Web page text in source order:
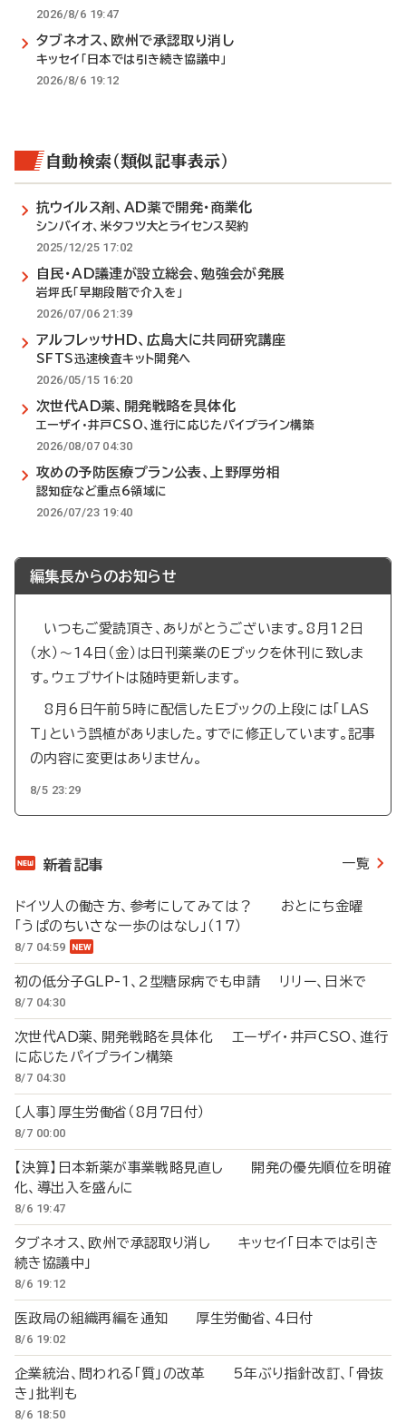
2026/8/6 19:47
タブネオス、欧州で承認取り消し
キッセイ「日本では引き続き協議中」
2026/8/6 19:12
自動検索（類似記事表示）
抗ウイルス剤、AD薬で開発・商業化
シンバイオ、米タフツ大とライセンス契約
2025/12/25 17:02
自民・AD議連が設立総会、勉強会が発展
岩坪氏「早期段階で介入を」
2026/07/06 21:39
アルフレッサHD、広島大に共同研究講座
SFTS迅速検査キット開発へ
2026/05/15 16:20
次世代AD薬、開発戦略を具体化
エーザイ・井戸CSO、進行に応じたパイプライン構築
2026/08/07 04:30
攻めの予防医療プラン公表、上野厚労相
認知症など重点6領域に
2026/07/23 19:40
編集長からのお知らせ
いつもご愛読頂き、ありがとうございます。8月12日
（水）～14日（金）は日刊薬業のEブックを休刊に致しま
す。ウェブサイトは随時更新します。
8月6日午前5時に配信したEブックの上段には「LAS
T」という誤植がありました。すでに修正しています。記事
の内容に変更はありません。
8/5 23:29
新着記事 一覧
ドイツ人の働き方、参考にしてみては？ おとにち金曜
「うぱのちいさな一歩のはなし」（17）
8/7 04:59
初の低分子GLP-1、2型糖尿病でも申請 リリー、日米で
8/7 04:30
次世代AD薬、開発戦略を具体化 エーザイ・井戸CSO、進行
に応じたパイプライン構築
8/7 04:30
〔人事〕厚生労働省（8月7日付）
8/7 00:00
【決算】日本新薬が事業戦略見直し 開発の優先順位を明確
化、導出入を盛んに
8/6 19:47
タブネオス、欧州で承認取り消し キッセイ「日本では引き
続き協議中」
8/6 19:12
医政局の組織再編を通知 厚生労働省、4日付
8/6 19:02
企業統治、問われる「質」の改革 5年ぶり指針改訂、「骨抜
き」批判も
8/6 18:50